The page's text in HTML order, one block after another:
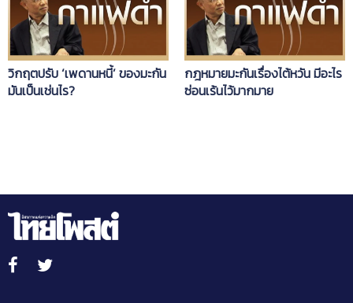
วิกฤตปรับ ‘เพดานหนี้’ ของมะกัน
มันเป็นเช่นไร?
กฎหมายมะกันเรื่องไต้หวัน มีอะไร
ซ่อนเร้นไว้มากมาย